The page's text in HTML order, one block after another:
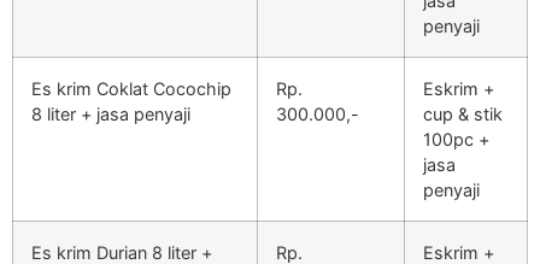
penyaji
Es krim Coklat Cocochip
8 liter + jasa penyaji
Rp.
300.000,-
Eskrim +
cup & stik
100pc +
jasa
penyaji
Es krim Durian 8 liter +
Rp.
Eskrim +